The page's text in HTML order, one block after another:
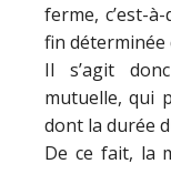
ferme, c’est-
fin déterminée
Il s’agit
mutuelle, qui
dont la durée
De ce fait, la